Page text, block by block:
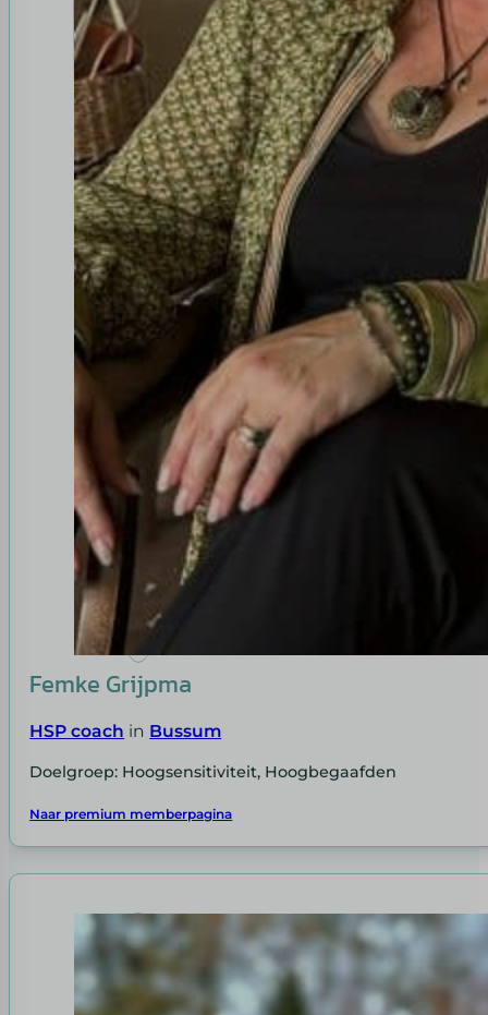
Femke Grijpma
HSP coach in Bussum
Doelgroep: Hoogsensitiviteit, Hoogbegaafden
Naar premium memberpagina